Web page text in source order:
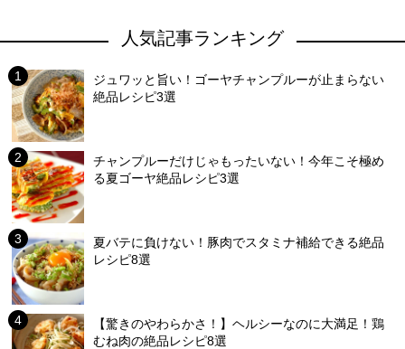
人気記事ランキング
ジュワッと旨い！ゴーヤチャンプルーが止まらない
絶品レシピ3選
チャンプルーだけじゃもったいない！今年こそ極め
る夏ゴーヤ絶品レシピ3選
夏バテに負けない！豚肉でスタミナ補給できる絶品
レシピ8選
【驚きのやわらかさ！】ヘルシーなのに大満足！鶏
むね肉の絶品レシピ8選